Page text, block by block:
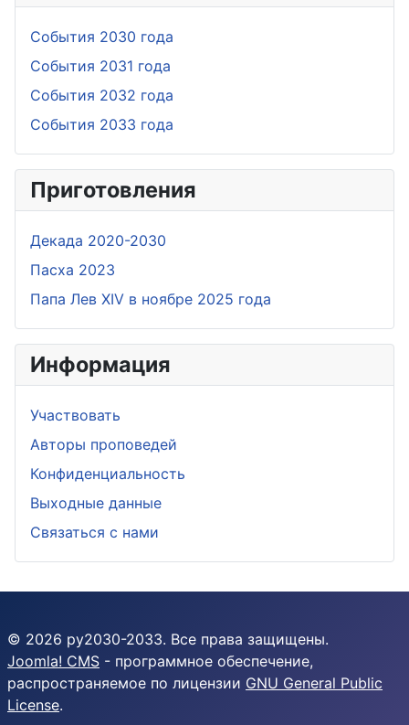
События 2030 года
События 2031 года
События 2032 года
События 2033 года
Приготовления
Дeкада 2020-2030
Пасха 2023
Папа Лев XIV в ноябре 2025 года
Информация
Участвовать
Aвторы проповедей
Конфиденциальность
Выходные данные
Связаться с нами
© 2026 py2030-2033. Все права защищены.
Joomla! CMS - программное обеспечение,
распространяемое по лицензии GNU General Public
License.